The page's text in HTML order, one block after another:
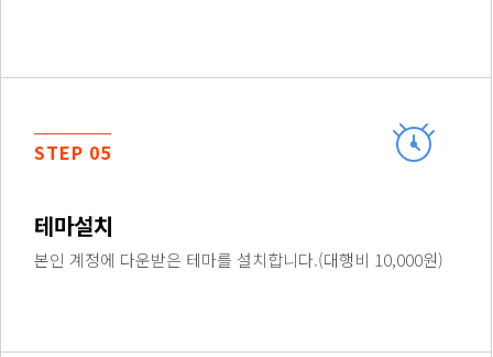
STEP 05
테마설치
본인 계정에 다운받은 테마를 설치합니다.(대행비 10,000원)